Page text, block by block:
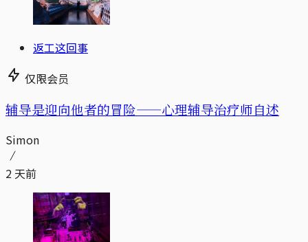
返工这回事
仅限会员
辅导是迎向他者的冒险——心理辅导治疗师自述
Simon
2 天前